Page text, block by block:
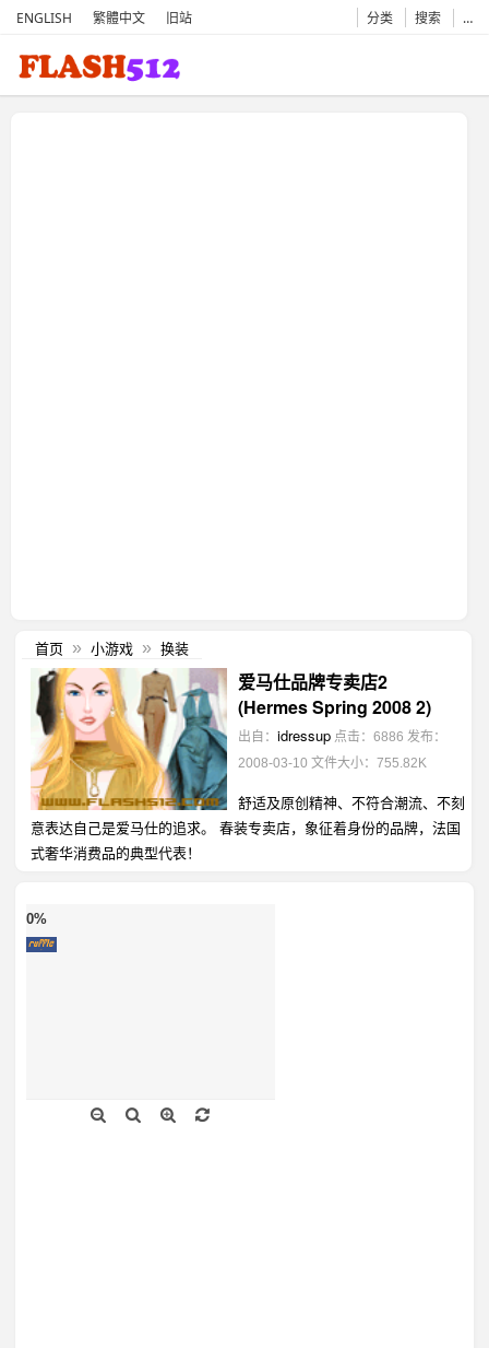
ENGLISH 繁體中文 旧站 分类 搜索 …
首页 » 小游戏 » 换装
爱马仕品牌专卖店2
(Hermes Spring 2008 2)
出自： idressup 点击：6886 发布：
2008-03-10 文件大小：755.82K
舒适及原创精神、不符合潮流、不刻
意表达自己是爱马仕的追求。 春装专卖店，象征着身份的品牌，法国
式奢华消费品的典型代表！
0%